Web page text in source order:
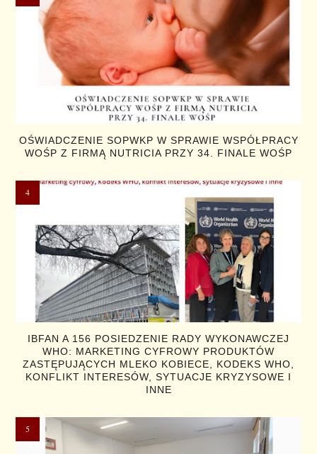
OŚWIADCZENIE SOPWKP W SPRAWIE WSPÓŁPRACY
WOŚP Z FIRMĄ NUTRICIA PRZY 34. FINALE WOŚP
IBFAN A 156 POSIEDZENIE RADY WYKONAWCZEJ
WHO: MARKETING CYFROWY PRODUKTÓW
ZASTĘPUJĄCYCH MLEKO KOBIECE, KODEKS WHO,
KONFLIKT INTERESÓW, SYTUACJE KRYZYSOWE I
INNE